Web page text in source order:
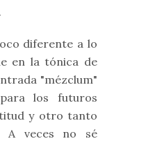
diferente a lo
en la tónica de
"mézclum"
los futuros
y otro tanto
A veces no sé